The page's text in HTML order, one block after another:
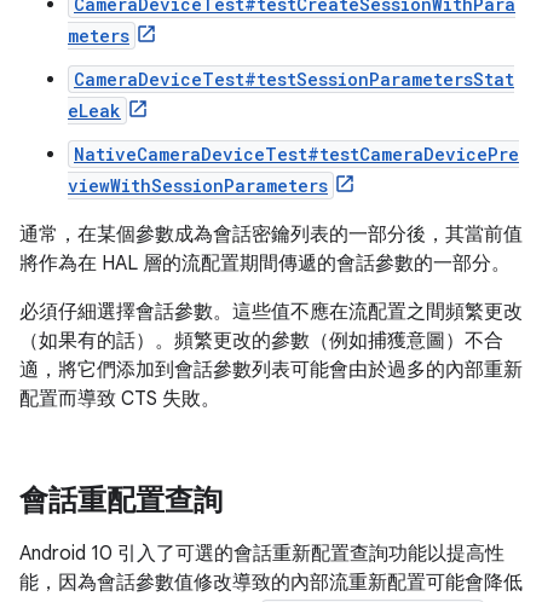
meters
CameraDeviceTest#testSessionParametersStat
eLeak
NativeCameraDeviceTest#testCameraDevicePre
viewWithSessionParameters
通常，在某個參數成為會話密鑰列表的一部分後，其當前值
將作為在 HAL 層的流配置期間傳遞的會話參數的一部分。
必須仔細選擇會話參數。這些值不應在流配置之間頻繁更改
（如果有的話）。頻繁更改的參數（例如捕獲意圖）不合
適，將它們添加到會話參數列表可能會由於過多的內部重新
配置而導致 CTS 失敗。
會話重配置查詢
Android 10 引入了可選的會話重新配置查詢功能以提高性
能，因為會話參數值修改導致的內部流重新配置可能會降低